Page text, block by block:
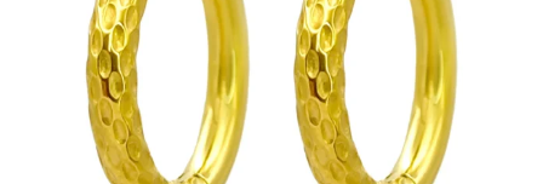
pueden
elegir
página